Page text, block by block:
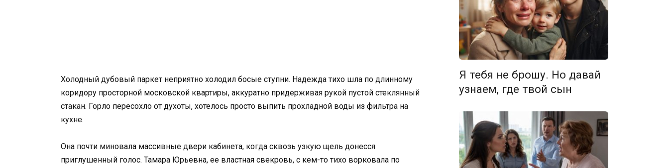
Холодный дубовый паркет неприятно холодил босые ступни. Надежда тихо шла по длинному
коридору просторной московской квартиры, аккуратно придерживая рукой пустой стеклянный
стакан. Горло пересохло от духоты, хотелось просто выпить прохладной воды из фильтра на
кухне.
Она почти миновала массивные двери кабинета, когда сквозь узкую щель донесся
приглушенный голос. Тамара Юрьевна, ее властная свекровь, с кем-то тихо ворковала по
Я тебя не брошу. Но давай
узнаем, где твой сын